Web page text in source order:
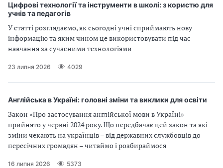
Цифрові технології та інструменти в школі: з користю для
учнів та педагогів
У статті розглядаємо, як сьогодні учні сприймають нову
інформацію та яким чином це використовувати під час
навчання за сучасними технологіями
23 липня 2026 4029
Англійська в Україні: головні зміни та виклики для освіти
Закон «Про застосування англійської мови в Україні»
прийнято у червні 2024 року. Що передбачає цей закон та які
зміни чекають на українців – від державних службовців до
пересічних громадян – читаймо і розбираймося
16 липня 2026 5373